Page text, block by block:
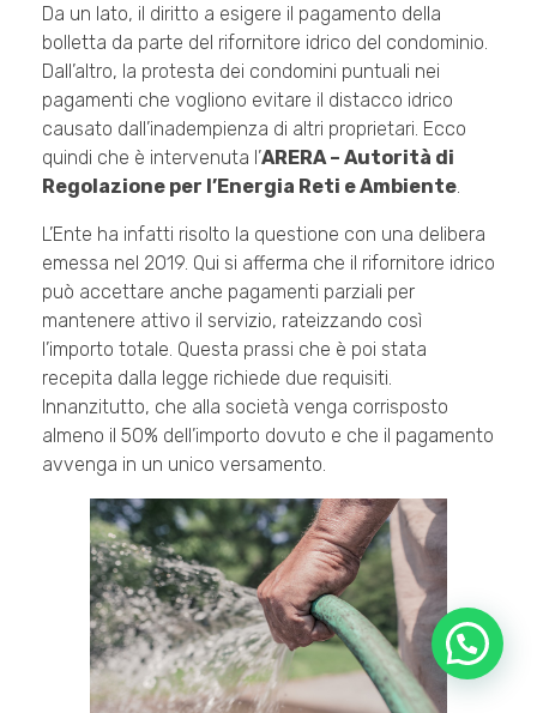
Da un lato, il diritto a esigere il pagamento della
bolletta da parte del rifornitore idrico del condominio.
Dall’altro, la protesta dei condomini puntuali nei
pagamenti che vogliono evitare il distacco idrico
causato dall’inadempienza di altri proprietari. Ecco
quindi che è intervenuta l’ARERA – Autorità di
Regolazione per l’Energia Reti e Ambiente.
L’Ente ha infatti risolto la questione con una delibera
emessa nel 2019. Qui si afferma che il rifornitore idrico
può accettare anche pagamenti parziali per
mantenere attivo il servizio, rateizzando così
l’importo totale. Questa prassi che è poi stata
recepita dalla legge richiede due requisiti.
Innanzitutto, che alla società venga corrisposto
almeno il 50% dell’importo dovuto e che il pagamento
avvenga in un unico versamento.